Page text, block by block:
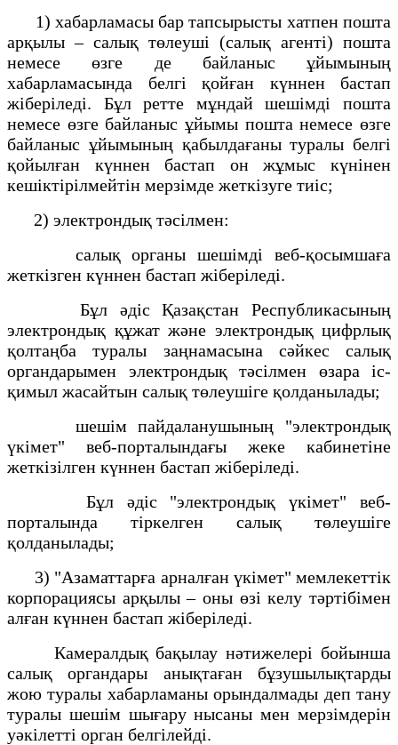
1) хабарламасы бар тапсырысты хатпен пошта
арқылы – салық төлеуші (салық агенті) пошта
немесе өзге де байланыс ұйымының
хабарламасында белгі қойған күннен бастап
жіберіледі. Бұл ретте мұндай шешімді пошта
немесе өзге байланыс ұйымы пошта немесе өзге
байланыс ұйымының қабылдағаны туралы белгі
қойылған күннен бастап он жұмыс күнінен
кешіктірілмейтін мерзімде жеткізуге тиіс;
2) электрондық тәсілмен:
салық органы шешімді веб-қосымшаға
жеткізген күннен бастап жіберіледі.
Бұл әдіс Қазақстан Республикасының
электрондық құжат және электрондық цифрлық
қолтаңба туралы заңнамасына сәйкес салық
органдарымен электрондық тәсілмен өзара іс-
қимыл жасайтын салық төлеушіге қолданылады;
шешім пайдаланушының "электрондық
үкімет" веб-порталындағы жеке кабинетіне
жеткізілген күннен бастап жіберіледі.
Бұл әдіс "электрондық үкімет" веб-
порталында тіркелген салық төлеушіге
қолданылады;
3) "Азаматтарға арналған үкімет" мемлекеттік
корпорациясы арқылы – оны өзі келу тәртібімен
алған күннен бастап жіберіледі.
Камералдық бақылау нәтижелері бойынша
салық органдары анықтаған бұзушылықтарды
жою туралы хабарламаны орындалмады деп тану
туралы шешім шығару нысаны мен мерзімдерін
уәкілетті орган белгілейді.